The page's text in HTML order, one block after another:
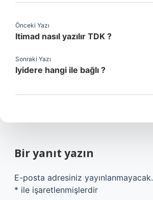
Önceki Yazı
Itimad nasıl yazılır TDK ?
Sonraki Yazı
Iyidere hangi ile bağlı ?
Bir yanıt yazın
E-posta adresiniz yayınlanmayacak.
* ile işaretlenmişlerdir